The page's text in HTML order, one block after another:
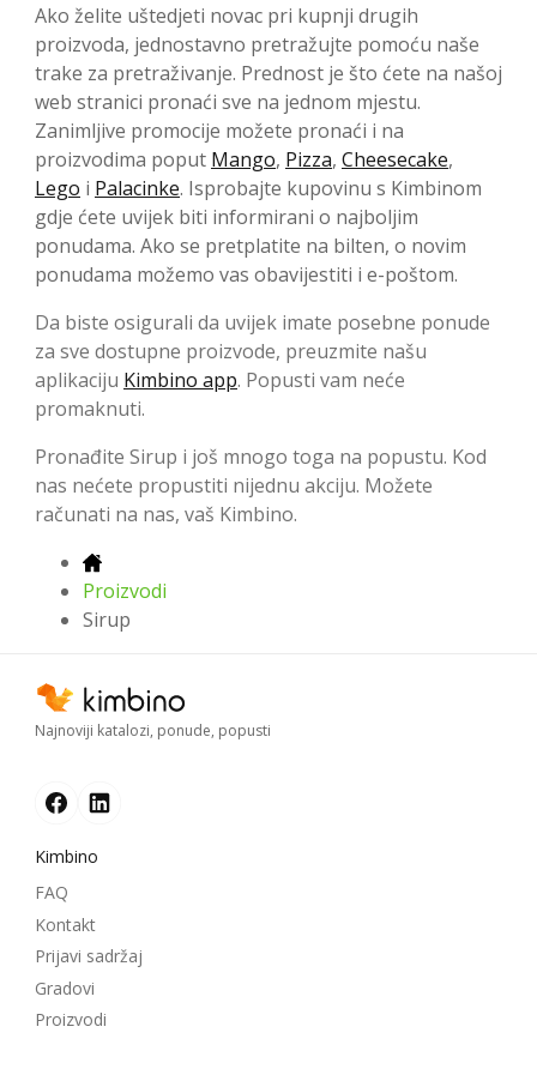
Ako želite uštedjeti novac pri kupnji drugih
proizvoda, jednostavno pretražujte pomoću naše
trake za pretraživanje. Prednost je što ćete na našoj
web stranici pronaći sve na jednom mjestu.
Zanimljive promocije možete pronaći i na
proizvodima poput Mango, Pizza, Cheesecake,
Lego i Palacinke. Isprobajte kupovinu s Kimbinom
gdje ćete uvijek biti informirani o najboljim
ponudama. Ako se pretplatite na bilten, o novim
ponudama možemo vas obavijestiti i e-poštom.
Da biste osigurali da uvijek imate posebne ponude
za sve dostupne proizvode, preuzmite našu
aplikaciju Kimbino app. Popusti vam neće
promaknuti.
Pronađite Sirup i još mnogo toga na popustu. Kod
nas nećete propustiti nijednu akciju. Možete
računati na nas, vaš Kimbino.
Proizvodi
Sirup
Najnoviji katalozi, ponude, popusti
Kimbino
FAQ
Kontakt
Prijavi sadržaj
Gradovi
Proizvodi